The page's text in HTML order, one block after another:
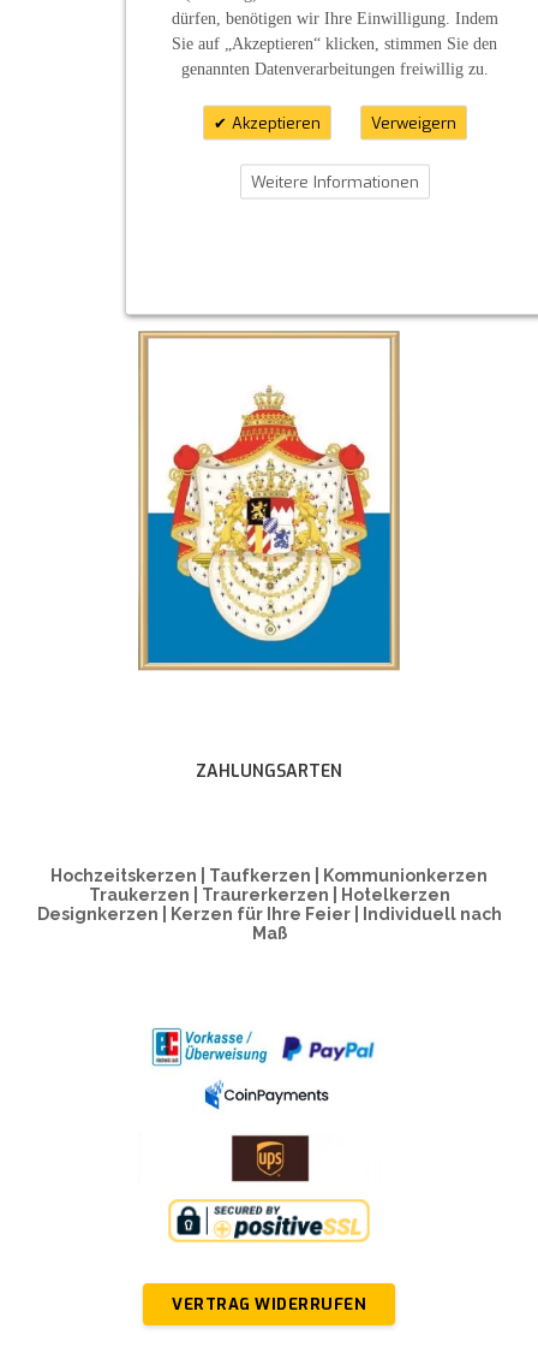
- Impressum
- Pflegehinweise
E-Mail: infos@sp-kerzen.de
ZAHLUNGSARTEN
Hochzeitskerzen | Taufkerzen | Kommunionkerzen
Traukerzen | Traurerkerzen | Hotelkerzen
Designkerzen | Kerzen für Ihre Feier | Individuell nach
Maß
VERTRAG WIDERRUFEN
dürfen, benötigen wir Ihre Einwilligung. Indem
Sie auf „Akzeptieren“ klicken, stimmen Sie den
genannten Datenverarbeitungen freiwillig zu.
Akzeptieren Verweigern
Weitere Informationen